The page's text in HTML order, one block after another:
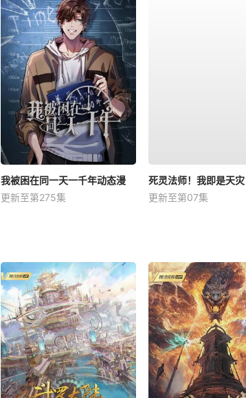
我被困在同一天一千年动态漫
更新至第275集
死灵法师！我即是天灾
更新至第07集